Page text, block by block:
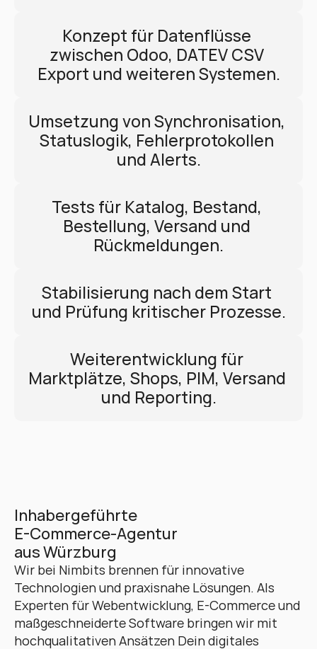
Konzept für Datenflüsse
zwischen Odoo, DATEV CSV
Export und weiteren Systemen.
Umsetzung von Synchronisation,
Statuslogik, Fehlerprotokollen
und Alerts.
Tests für Katalog, Bestand,
Bestellung, Versand und
Rückmeldungen.
Stabilisierung nach dem Start
und Prüfung kritischer Prozesse.
Weiterentwicklung für
Marktplätze, Shops, PIM, Versand
und Reporting.
Inhabergeführte
E-Commerce-Agentur
aus Würzburg
Wir bei Nimbits brennen für innovative
Technologien und praxisnahe Lösungen. Als
Experten für Webentwicklung, E-Commerce und
maßgeschneiderte Software bringen wir mit
hochqualitativen Ansätzen Dein digitales